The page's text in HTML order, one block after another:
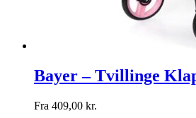
Bayer – Tvillinge
Fra 409,00 kr.